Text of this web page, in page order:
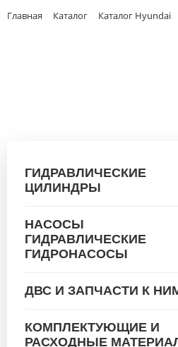
Главная Каталог Каталог Hyundai
ГИДРАВЛИЧЕСКИЕ
ЦИЛИНДРЫ
НАСОСЫ
ГИДРАВЛИЧЕСКИЕ
ГИДРОНАСОСЫ
ДВС И ЗАПЧАСТИ К
КОМПЛЕКТУЮЩИЕ И
РАСХОДНЫЕ